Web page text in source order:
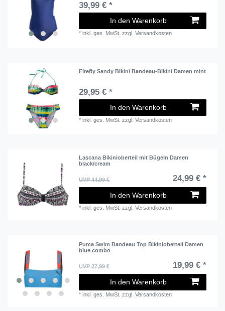
39,99 € *
In den Warenkorb
*inkl. ges. MwSt. zzgl.Versandkosten
Firefly Sandy Bikini Bandeau-Bikini Damen mint
29,95 € *
In den Warenkorb
*inkl. ges. MwSt. zzgl.Versandkosten
Lascana Bikinioberteil mit Bügeln Damen
black/cream
UVP 44,99 € 24,99 € *
In den Warenkorb
*inkl. ges. MwSt. zzgl.Versandkosten
Puma Swim Bandeau Top Bikinioberteil Damen
blue combo
UVP 27,99 € 19,99 € *
In den Warenkorb
*inkl. ges. MwSt. zzgl.Versandkosten